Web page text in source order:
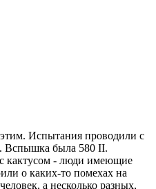
Испытания проводили с
Вспышка была 580 II.
кактусом - люди имеющие
о каких-то помехах на
а несколько разных,